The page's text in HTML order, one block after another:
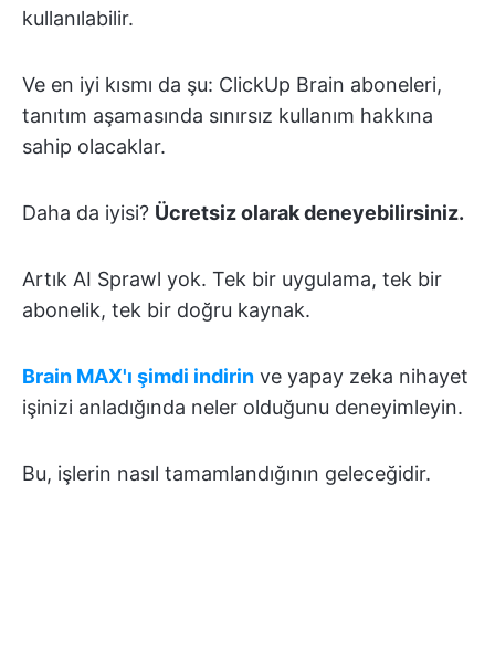
kullanılabilir.
Ve en iyi kısmı da şu: ClickUp Brain aboneleri,
tanıtım aşamasında sınırsız kullanım hakkına
sahip olacaklar.
Daha da iyisi? Ücretsiz olarak deneyebilirsiniz.
Artık AI Sprawl yok. Tek bir uygulama, tek bir
abonelik, tek bir doğru kaynak.
Brain MAX'ı şimdi indirin ve yapay zeka nihayet
işinizi anladığında neler olduğunu deneyimleyin.
Bu, işlerin nasıl tamamlandığının geleceğidir.